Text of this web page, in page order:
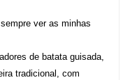
ver as minhas
de batata guisada,
tradicional, com